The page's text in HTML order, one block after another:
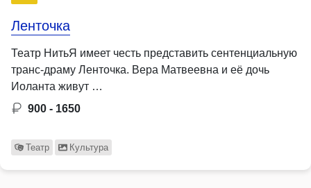
Ленточка
Театр НитьЯ имеет честь представить сентенциальную
транс-драму Ленточка. Вера Матвеевна и её дочь
Иоланта живут …
900 - 1650
Театр Культура